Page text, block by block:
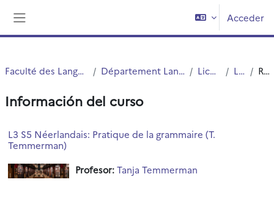
Acceder
Faculté des Langues Cultures et Sociétés (FLCS) Département Langues Etrangères Appliquées (LEA) Licences (cours) Licence 3 Resumen
Información del curso
L3 S5 Néerlandais: Pratique de la grammaire (T.
Temmerman)
Profesor:Tanja Temmerman